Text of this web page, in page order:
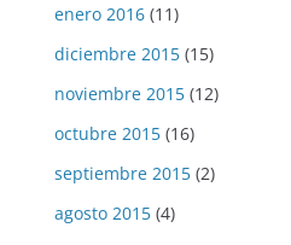
enero 2016 (11)
diciembre 2015 (15)
noviembre 2015 (12)
octubre 2015 (16)
septiembre 2015 (2)
agosto 2015 (4)